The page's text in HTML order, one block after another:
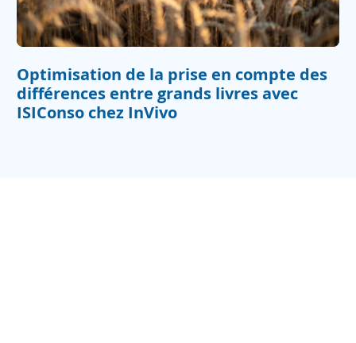
Optimisation de la prise en compte des
différences entre grands livres avec
ISIConso chez InVivo